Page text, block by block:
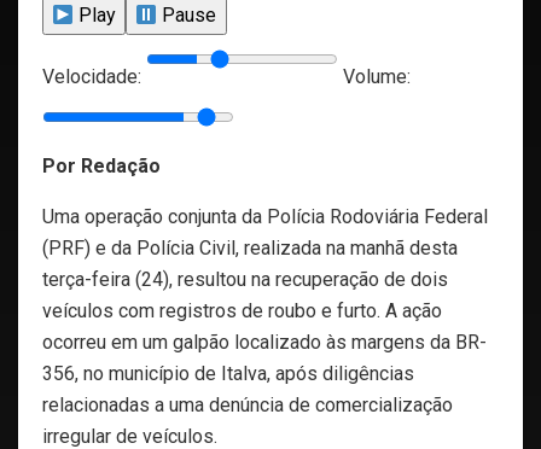
Play Pause
Velocidade: Volume:
Por Redação
Uma operação conjunta da Polícia Rodoviária Federal
(PRF) e da Polícia Civil, realizada na manhã desta
terça-feira (24), resultou na recuperação de dois
veículos com registros de roubo e furto. A ação
ocorreu em um galpão localizado às margens da BR-
356, no município de Italva, após diligências
relacionadas a uma denúncia de comercialização
irregular de veículos.